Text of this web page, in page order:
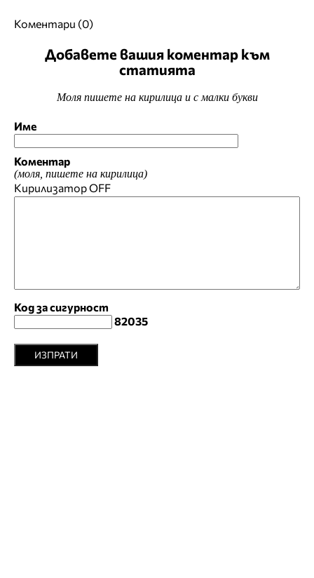
Коментари (0)
Добавете вашия коментар към
статията
Моля пишете на кирилица и с малки букви
Име
Коментар
(моля, пишете на кирилица)
КирилизаторOFF
Код за сигурност
82035
ИЗПРАТИ